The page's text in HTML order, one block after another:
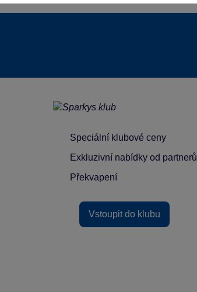
Speciální klubové ceny
Exkluzivní nabídky od partnerů
Překvapení
Vstoupit do klubu